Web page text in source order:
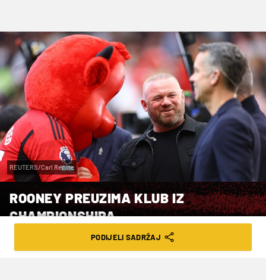
REUTERS/Carl Recine
ROONEY PREUZIMA KLUB IZ
CHAMPIONSHIPA
PODIJELI SADRŽAJ